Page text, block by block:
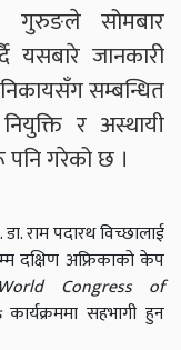
गुरुङले सोमबार
यसबारे जानकारी
सम्बन्धित
र अस्थायी
गरेको छ ।
राम पदारथ विच्छालाई
दक्षिण अफ्रिकाको केप
Congress of
कार्यक्रममा सहभागी हुन